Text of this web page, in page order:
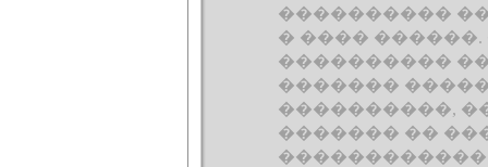
����������
� ����
����������
�������
����������,
������� ��